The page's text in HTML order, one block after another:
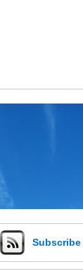
Subscribe